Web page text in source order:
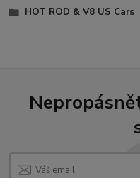
HOT ROD & V8 US Cars